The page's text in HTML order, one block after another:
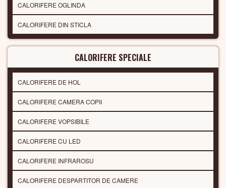
CALORIFERE OGLINDA
CALORIFERE DIN STICLA
CALORIFERE SPECIALE
CALORIFERE DE HOL
CALORIFERE CAMERA COPII
CALORIFERE VOPSIBILE
CALORIFERE CU LED
CALORIFERE INFRAROSU
CALORIFERE DESPARTITOR DE CAMERE